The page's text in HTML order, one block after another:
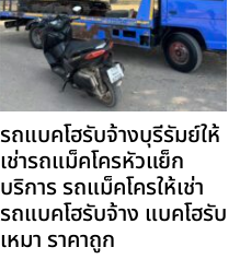
รถแบคโฮรับจ้างบุรีรัมย์ให้
เช่ารถแม็คโครหัวแย็ก
บริการ รถแม็คโครให้เช่า
รถแบคโฮรับจ้าง แบคโฮรับ
เหมา ราคาถูก